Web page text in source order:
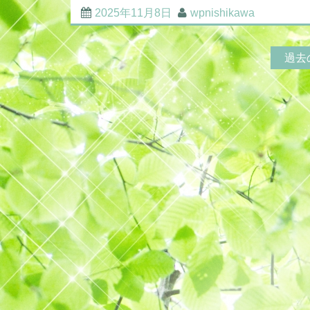
2025年11月8日 wpnishikawa
過去